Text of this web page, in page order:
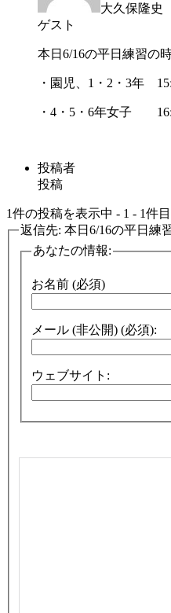
大久保隆史
ゲスト
本日6/16の平日練習の
・園児、1・2・3年
・4・5・6年女子
投稿者
投稿
1件の投稿を表示中 - 1 - 1件
返信先: 本日6/16の平日練
あなたの情報:
お名前 (必須)
メール (非公開) (必須):
ウェブサイト: